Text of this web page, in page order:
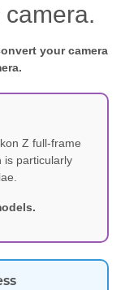
your camera
Z full-frame
is particularly